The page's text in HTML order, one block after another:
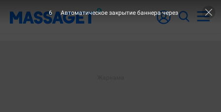
6 Автоматическое закрытие баннера через